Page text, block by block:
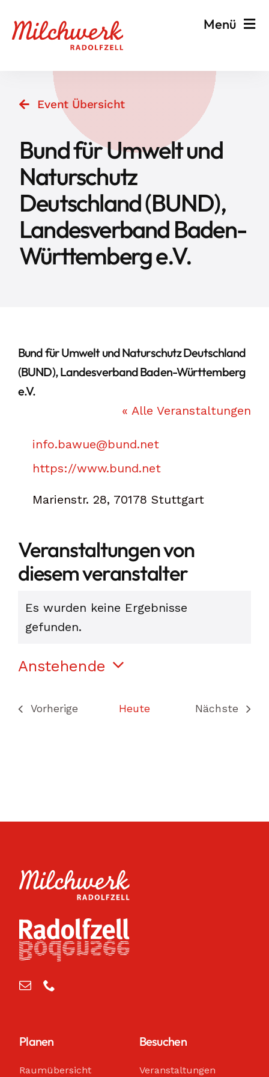
Inhalt
Menü
Veranstalten & Planen
Besuchen & Informieren
Events
Milchwerk
Event Übersicht
Bund für Umwelt und
Naturschutz
Deutschland (BUND),
Landesverband Baden-
Württemberg e.V.
Bund für Umwelt und Naturschutz Deutschland
(BUND), Landesverband Baden-Württemberg
e.V.
« Alle Veranstaltungen
Email
info.bawue@bund.net
Webseite
https://www.bund.net
Marienstr. 28, 70178 Stuttgart
Veranstaltungen von
diesem veranstalter
Hinweis
Es wurden keine Ergebnisse
gefunden.
Anstehende
wählen.
Vorherige
Heute
Nächste
Planen
Raumübersicht
Besuchen
Veranstaltungen